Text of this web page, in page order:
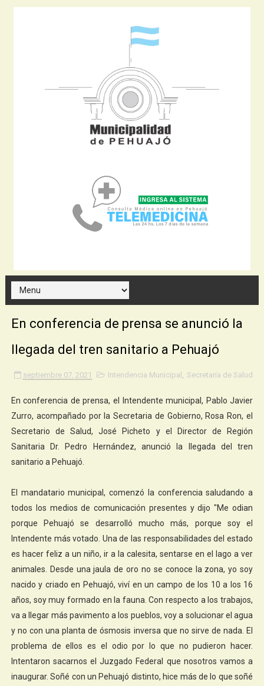
En conferencia de prensa se anunció la
llegada del tren sanitario a Pehuajó
septiembre 07, 2021 Intendencia Municipal Secretaría de Salud
En conferencia de prensa, el Intendente municipal, Pablo Javier
Zurro, acompañado por la Secretaria de Gobierno, Rosa Ron, el
Secretario de Salud, José Picheto y el Director de Región
Sanitaria Dr. Pedro Hernández, anunció la llegada del tren
sanitario a Pehuajó.
El mandatario municipal, comenzó la conferencia saludando a
todos los medios de comunicación presentes y dijo "Me odian
porque Pehuajó se desarrolló mucho más, porque soy el
Intendente más votado. Una de las responsabilidades del estado
es hacer feliz a un niño, ir a la calesita, sentarse en el lago a ver
animales. Desde una jaula de oro no se conoce la zona, yo soy
nacido y criado en Pehuajó, viví en un campo de los 10 a los 16
años, soy muy formado en la fauna. Con respecto a los trabajos,
va a llegar más pavimento a los pueblos, voy a solucionar el agua
y no con una planta de ósmosis inversa que no sirve de nada. El
problema de ellos es el odio por lo que no pudieron hacer.
Intentaron sacarnos el Juzgado Federal que nosotros vamos a
inaugurar. Soñé con un Pehuajó distinto, hice más de lo que soñé